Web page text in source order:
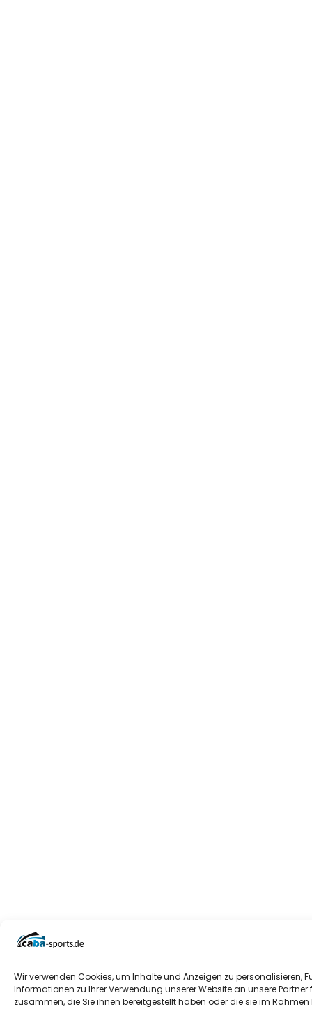
Wir verwenden Cookies, um Inhalte und Anzeigen zu
Informationen zu Ihrer Verwendung unserer Website an unsere
zusammen, die Sie ihnen bereitgestellt haben oder die sie im